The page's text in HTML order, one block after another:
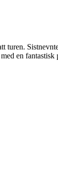
turen.
en fantastisk